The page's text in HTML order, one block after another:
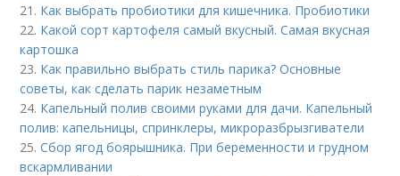
21. Как выбрать пробиотики для кишечника. Пробиотики
22. Какой сорт картофеля самый вкусный. Самая вкусная
картошка
23. Как правильно выбрать стиль парика? Основные
советы, как сделать парик незаметным
24. Капельный полив своими руками для дачи. Капельный
полив: капельницы, спринклеры, микроразбрызгиватели
25.Сбор ягод боярышника. При беременности и грудном
вскармливании